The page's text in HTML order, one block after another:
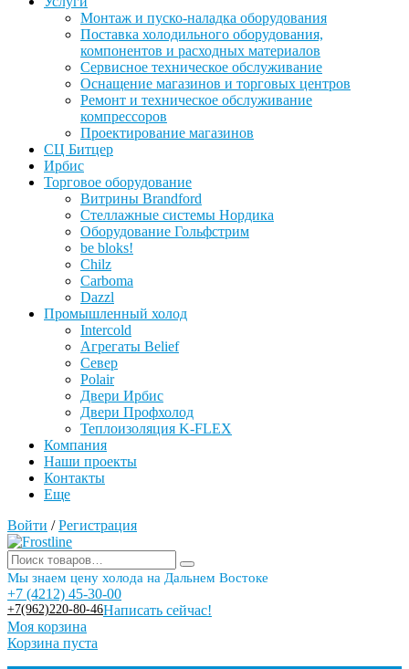
Монтаж и пуско-наладка оборудования
Поставка холодильного оборудования,
компонентов и расходных материалов
Сервисное техническое обслуживание
Оснащение магазинов и торговых центров
Ремонт и техническое обслуживание
компрессоров
Проектирование магазинов
СЦ Битцер
Ирбис
Торговое оборудование
Витрины Brandford
Стеллажные системы Нордика
Оборудование Гольфстрим
be bloks!
Chilz
Carboma
Dazzl
Промышленный холод
Intercold
Агрегаты Belief
Север
Polair
Двери Ирбис
Двери Профхолод
Теплоизоляция K-FLEX
Компания
Наши проекты
Контакты
Еще
Войти / Регистрация
Мы знаем цену холода на Дальнем Востоке
+7 (4212) 45-30-00
+7(962)220-80-46Написать сейчас!
Моя корзина
Корзина пуста